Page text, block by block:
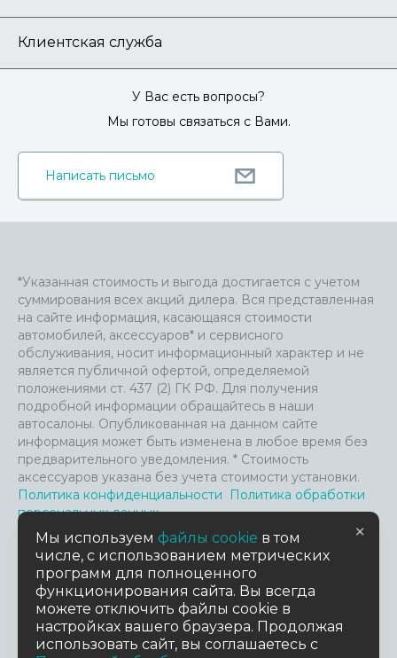
Клиентская служба
У Вас есть вопросы?
Мы готовы связаться с Вами.
Написать письмо
*Указанная стоимость и выгода достигается с учетом
суммирования всех акций дилера. Вся представленная
на сайте информация, касающаяся стоимости
автомобилей, аксессуаров* и сервисного
обслуживания, носит информационный характер и не
является публичной офертой, определяемой
положениями ст. 437 (2) ГК РФ. Для получения
подробной информации обращайтесь в наши
автосалоны. Опубликованная на данном сайте
информация может быть изменена в любое время без
предварительного уведомления. * Стоимость
аксессуаров указана без учета стоимости установки.
Политика конфиденциальности
Политика обработки
персональных данных
Файлы Cookie и анализ посещения сайта
Пользовательское соглашение
Согласие на обработку персональных данных Согласие
на предоставление данных третьим лицам
Работает на технологияхTradeDealer.ru
Мы используем файлы cookie в том
числе, с использованием метрических
программ для полноценного
функционирования сайта. Вы всегда
можете отключить файлы cookie в
настройках вашего браузера. Продолжая
использовать сайт, вы соглашаетесь с
×